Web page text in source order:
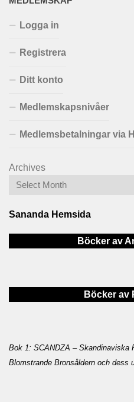
Logga in
Registrera
Ditt konto
Medlemskapsnivåer
Medlemsbetalningar via
Archives
Sananda Hemsida
Böcker av
Böcker av
Bok 1: SCANDZA – Skandinaviska
Blomstrande Bronsåldern och dess